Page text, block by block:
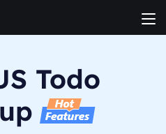
Todo